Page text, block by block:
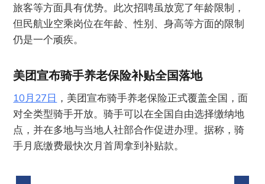
旅客等方面具有优势。此次招聘虽放宽了年龄限制，
但民航业空乘岗位在年龄、性别、身高等方面的限制
仍是一个顽疾。
美团宣布骑手养老保险补贴全国落地
10月27日 ，美团宣布骑手养老保险正式覆盖全国，面
对全类型骑手开放。骑手可以在全国自由选择缴纳地
点，并在多地与当地人社部合作促进办理。据称，骑
手月底缴费最快次月首周拿到补贴款。